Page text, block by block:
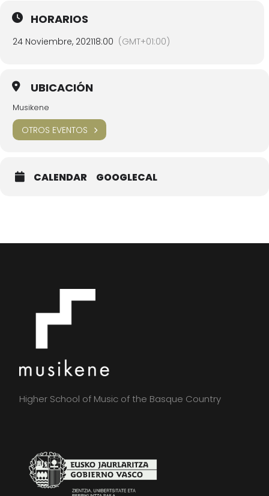
HORARIOS
24 Noviembre, 202118:00 (GMT+01:00)
UBICACIÓN
Musikene
OTROS EVENTOS
CALENDAR GOOGLECAL
Higher School of Music of the Basque Country